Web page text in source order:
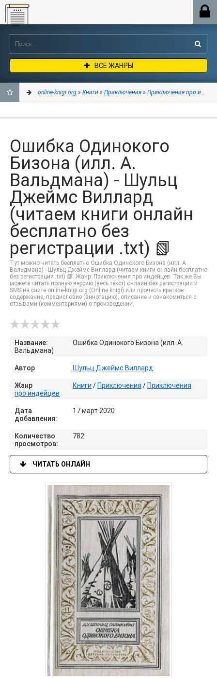
Online-knigi.org
ВСЕ ЖАНРЫ
ЗАКЛАДКИ
online-knigi.org » Книги » Приключения » Приключения про
Ошибка Одинокого
Бизона (илл. А.
Вальдмана) - Шульц
Джеймс Виллард
(читаем книги онлайн
бесплатно без
регистрации .txt) 📗
Тут можно читать бесплатно Ошибка Одинокого Бизона (илл. А.
Вальдмана) - Шульц Джеймс Виллард (читаем книги онлайн бесплатно
без регистрации .txt) 📗. Жанр: Приключения про индейцев. Так же Вы
можете читать полную версию (весь текст) онлайн без регистрации и
SMS на сайте online-knigi.org (Online knigi) или прочесть краткое
содержание, предисловие (аннотацию), описание и ознакомиться с
отзывами (комментариями) о произведении.
Название:
Ошибка Одинокого Бизона (илл. А.
Вальдмана)
Автор Шульц Джеймс Виллард
Жанр Книги / Приключения / Приключения
про индейцев
Дата
добавления:
17 март 2020
Количество
просмотров:
782
ЧИТАТЬ ОНЛАЙН